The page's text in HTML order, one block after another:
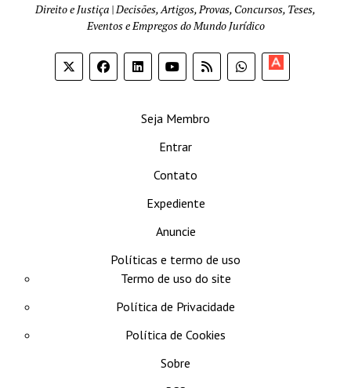
Direito e Justiça | Decisões, Artigos, Provas, Concursos, Teses,
Eventos e Empregos do Mundo Jurídico
Seja Membro
Entrar
Contato
Expediente
Anuncie
Políticas e termo de uso
Termo de uso do site
Política de Privacidade
Política de Cookies
Sobre